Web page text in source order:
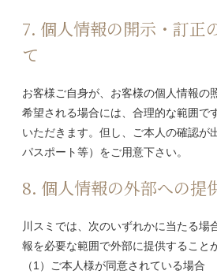
7. 個人情報の開示・訂正
て
お客様ご自身が、お客様の個人情報の
希望される場合には、合理的な範囲で
いただきます。但し、ご本人の確認が
パスポート等）をご用意下さい。
8. 個人情報の外部への提
川スミでは、次のいずれかに当たる場
報を必要な範囲で外部に提供すること
（1）ご本人様が同意されている場合